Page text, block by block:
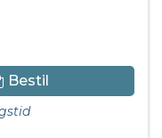
Bestil